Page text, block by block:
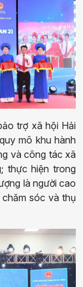
trợ xã hội Hải
mô khu hành
và công tác xã
; thực hiện trong
là người cao
chăm sóc và thụ